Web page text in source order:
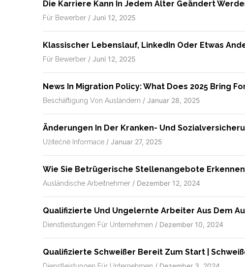
Die Karriere Kann In Jedem Alter Geändert
Für Bewerber / Juni 12, 2025
Klassischer Lebenslauf, LinkedIn Oder Etwas
Für Bewerber / Juni 12, 2025
News In Migration Policy: What Does 2025 Bring
Beschäftigung Von Ausländern / Januar 28, 2025
Änderungen In Der Kranken- Und
Užitečné Informace / Januar 27, 2025
Wie Sie Betrügerische Stellenangebote
Ausländische Arbeitnehmer / Dezember 12, 2024
Qualifizierte Und Ungelernte Arbeiter Aus Dem
Dienstleistungen Für Unternehmen / Dezember 10, 2024
Qualifizierte Schweißer Bereit Zum Start |